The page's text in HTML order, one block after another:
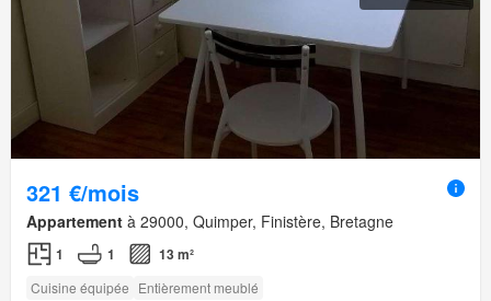
321 €/mois
Appartement à 29000, Quimper, Finistère, Bretagne
1 1 13 m²
Cuisine équipée Entièrement meublé